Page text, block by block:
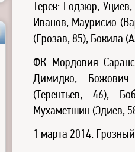
Терек: Годзюр,
Иванов, Маурисио
(Грозав, 85), Бокила
ФК Мордовия
Димидко,
(Терентьев, 46),
Мухаметшин (Эдиев,
1 марта 2014.